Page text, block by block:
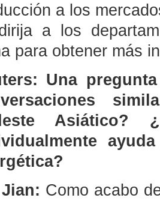
a los
a los
para obtener más
Una
Asiático?
Como acabo